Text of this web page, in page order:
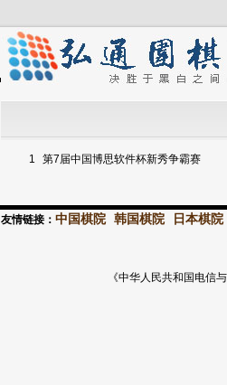
1 第7届中国博思软件杯新秀争霸赛
友情链接： 中国棋院 韩国棋院 日本棋院
《中华人民共和国电